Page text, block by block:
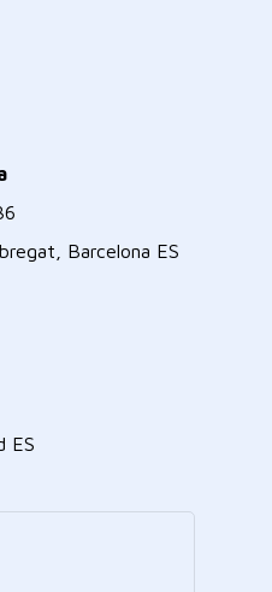
Barcelona ES
ES